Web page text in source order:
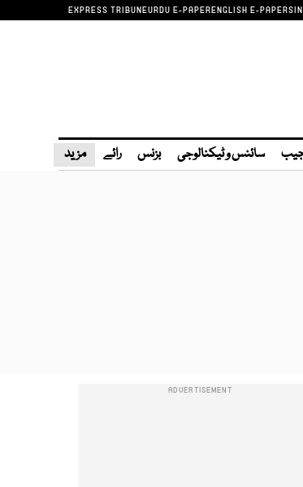
EXPRESS TRIBUNEURDU E-PAPERENGLISH E-PAPER
سائنس و ٹیکنالوجی بزنس رائے مزید